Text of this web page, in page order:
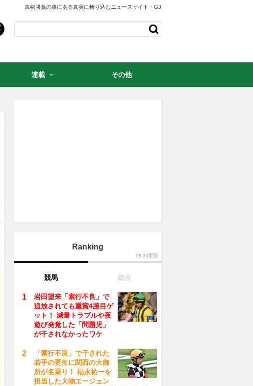
真剣勝負の裏にある真実に斬り込むニュースサイト・GJ
Ranking
23:30更新
競馬 総合
岩田望来「素行不良」で
追放されても重賞4勝目ゲ
ット！ 減量トラブルや夜
遊び発覚した「問題児」
が干されなかったワケ
「素行不良」で干された
若手の更生に関西の大御
所が名乗り！ 福永祐一を
担当した大物エージェン
連載 その他